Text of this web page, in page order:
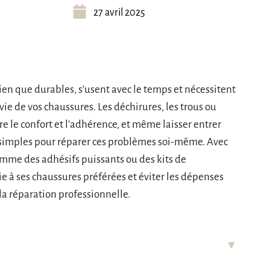
27 avril 2025
que durables, s’usent avec le temps et nécessitent
de vos chaussures. Les déchirures, les trous ou
le confort et l’adhérence, et même laisser entrer
pour réparer ces problèmes soi-même. Avec
des adhésifs puissants ou des kits de
ses chaussures préférées et éviter les dépenses
réparation professionnelle.